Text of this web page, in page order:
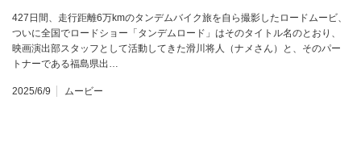
427日間、走行距離6万kmのタンデムバイク旅を自ら撮影したロードムービ、
ついに全国でロードショー「タンデムロード」はそのタイトル名のとおり、
映画演出部スタッフとして活動してきた滑川将人（ナメさん）と、そのパー
トナーである福島県出…
2025/6/9 ムービー